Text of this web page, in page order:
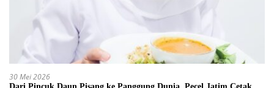
30 Mei 2026